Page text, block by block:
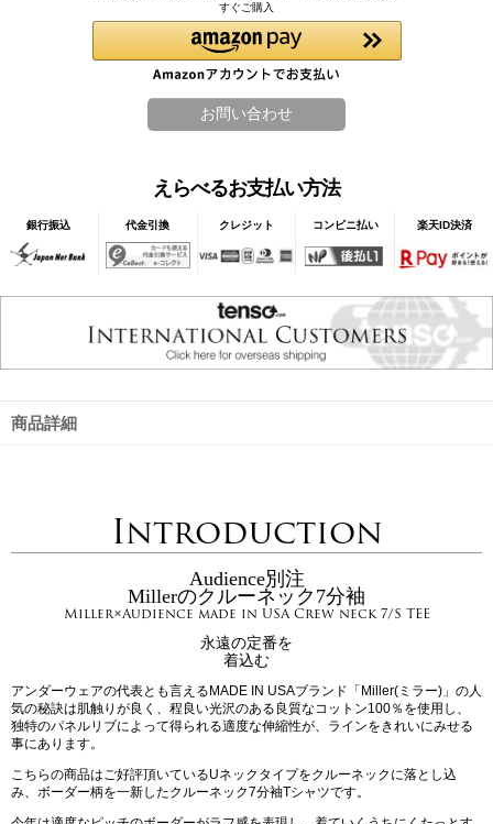
すぐご購入
えらべるお支払い方法
銀行振込 代金引換 クレジット コンビニ払い 楽天ID決済
商品詳細
Introduction
Audience別注
Millerのクルーネック7分袖
Miller×Audience made in USA Crew neck 7/S TEE
永遠の定番を
着込む
アンダーウェアの代表とも言えるMADE IN USAブランド「Miller(ミラー)」の人
気の秘訣は肌触りが良く、程良い光沢のある良質なコットン100％を使用し、
独特のパネルリブによって得られる適度な伸縮性が、ラインをきれいにみせる
事にあります。
こちらの商品はご好評頂いているUネックタイプをクルーネックに落とし込
み、ボーダー柄を一新したクルーネック7分袖Tシャツです。